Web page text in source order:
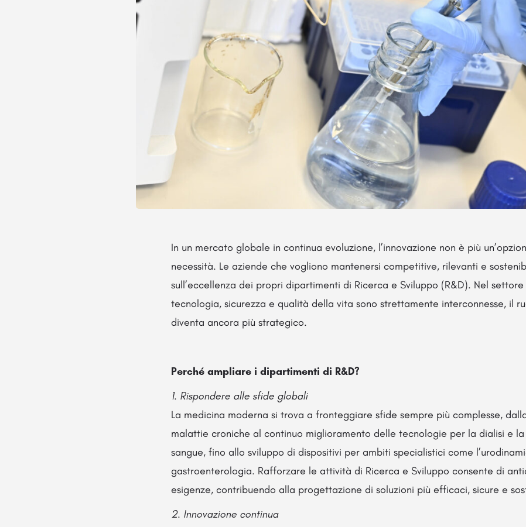
In un mercato globale in continua evoluzione, l’innovazione non è più
necessità. Le aziende che vogliono mantenersi competitive, rilevanti e
sull’eccellenza dei propri dipartimenti di Ricerca e Sviluppo (R&D). Nel
tecnologia, sicurezza e qualità della vita sono strettamente interconnesse, il
diventa ancora più strategico.
Perché ampliare i dipartimenti di R&D?
1. Rispondere alle sfide globali
La medicina moderna si trova a fronteggiare sfide sempre più complesse,
malattie croniche al continuo miglioramento delle tecnologie per la dialisi e
sangue, fino allo sviluppo di dispositivi per ambiti specialistici come
gastroenterologia. Rafforzare le attività di Ricerca e Sviluppo consente di
esigenze, contribuendo alla progettazione di soluzioni più efficaci, sicure e
2. Innovazione continua